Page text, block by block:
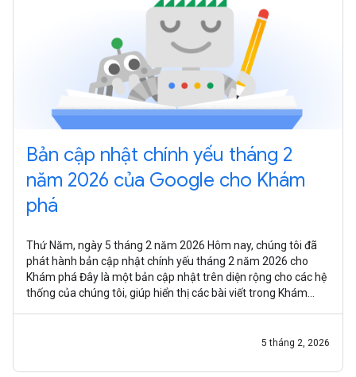
Bản cập nhật chính yếu tháng 2
năm 2026 của Google cho Khám
phá
Thứ Năm, ngày 5 tháng 2 năm 2026 Hôm nay, chúng tôi đã
phát hành bản cập nhật chính yếu tháng 2 năm 2026 cho
Khám phá Đây là một bản cập nhật trên diện rộng cho các hệ
thống của chúng tôi, giúp hiển thị các bài viết trong Khám
5 tháng 2, 2026